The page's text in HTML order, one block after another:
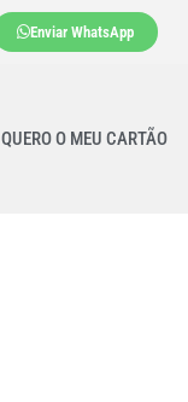
Enviar WhatsApp
QUERO O MEU CARTÃO